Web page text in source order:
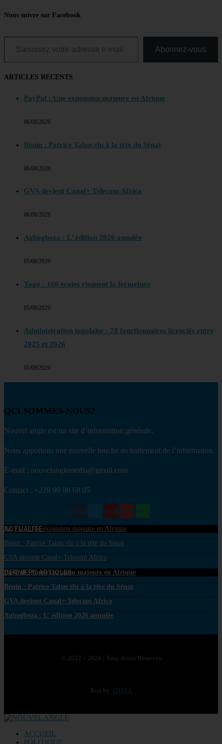
Nous suivre sur Facebook
Saisissez votre adresse e-mail…
Abonnez-vous
ARTICLES RECENTS
PayPal : Une expansion majeure en Afrique
06/08/2026
Bénin : Patrice Talon élu à la tête du Sénat
06/08/2026
GVA devient Canal+ Telecom Africa
06/08/2026
Agbogboza : L’ édition 2026 annulée
05/08/2026
Togo : 160 écoles risquent la fermeture
05/08/2026
Administration togolaise : 78 fonctionnaires licenciés entre
2025 et 2026
05/08/2026
QUI SOMMES-NOUS?
Nouvel angle est un site d’information générale.
Nous apportons une nouvelle touche au traitement de l’information.
E-mail : nouvelanglemedia@gmail.com
Contact : +228 99 00 68 05
TwitterYoutubeEnvelopeWhatsapp
ACTUALITE
PayPal : Une expansion majeure en Afrique
Bénin : Patrice Talon élu à la tête du Sénat
GVA devient Canal+ Telecom Africa
DERNIERS ARTICLES
PayPal : Une expansion majeure en Afrique
Bénin : Patrice Talon élu à la tête du Sénat
GVA devient Canal+ Telecom Africa
Agbogboza : L’ édition 2026 annulée
© 2022 – 2026 | Tous droits Réservés
Run by OTIYA
ACCUEIL
POLITIQUE